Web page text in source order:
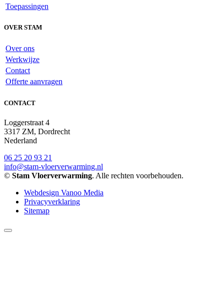
Toepassingen
OVER STAM
Over ons
Werkwijze
Contact
Offerte aanvragen
CONTACT
Loggerstraat 4
3317 ZM, Dordrecht
Nederland
06 25 20 93 21
info@stam-vloerverwarming.nl
© Stam Vloerverwarming. Alle rechten voorbehouden.
Webdesign Vanoo Media
Privacyverklaring
Sitemap